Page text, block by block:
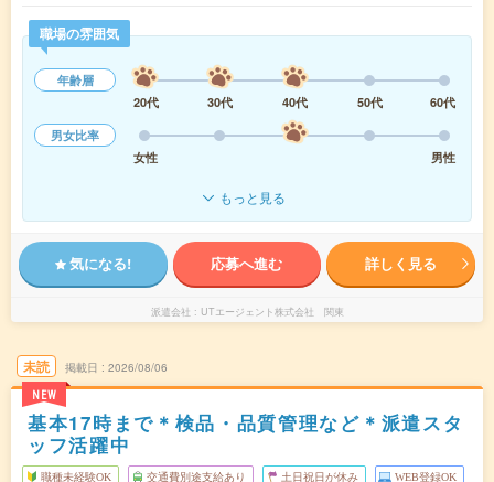
職場の雰囲気
年齢層
20代
30代 40代 50代
60代
男女比率
女性
男性
もっと見る
気になる! 応募へ進む 詳しく見る
派遣会社 UTエージェント株式会社 関東
未読
NEW
掲載日 2026/08/06
基本17時まで＊検品・品質管理など＊派遣スタ
ッフ活躍中
職種未経験OK 交通費別途支給あり 土日祝日が休み WEB登録OK